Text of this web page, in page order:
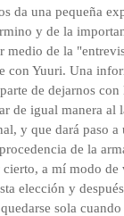
da una pequeña
y de la
medio de la
con Yuuri. Una
de dejarnos con
de igual manera al
y que dará paso a
de la
a mí modo de
elección y
sola